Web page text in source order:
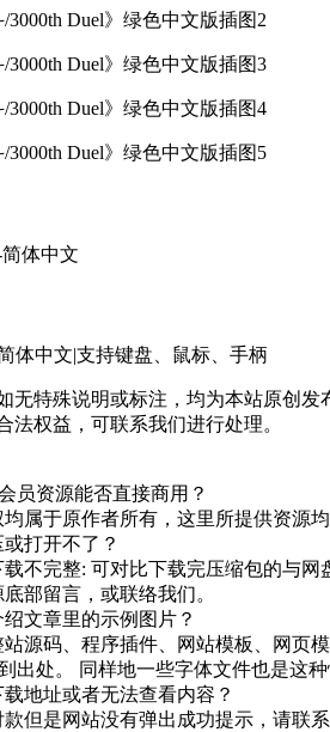
简体中文
体中文|支持键盘、鼠标、手柄
无特殊说明或标注，均为本站原创
法权益，可联系我们进行处理。
员资源能否直接商用？
属于原作者所有，这里所提供资源
打开不了？
不完整: 可对比下载完压缩包的与
部留言，或联络我们。
文章里的示例图片？
源码、程序插件、网站模板、网页
出处。 同样地一些字体文件也是这
地址或者无法查看内容？
但是网站没有弹出成功提示，请联